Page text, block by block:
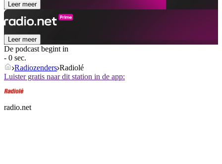
Leer meer
Leer meer
De podcast begint in
- 0 sec.
Radiozenders Radiolé
Luister gratis naar dit station in de app:
radio.net